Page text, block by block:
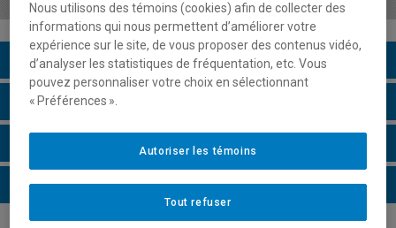
Description du cours
Horaire - Été 2026
Horaire - Automne 2026
Horaire - Hiver 2027
Nous utilisons des témoins (cookies) afin de collecter des
informations qui nous permettent d’améliorer votre
expérience sur le site, de vous proposer des contenus vidéo,
d’analyser les statistiques de fréquentation, etc. Vous
pouvez personnaliser votre choix en sélectionnant
« Préférences ».
Tout refuser
Autoriser les témoins